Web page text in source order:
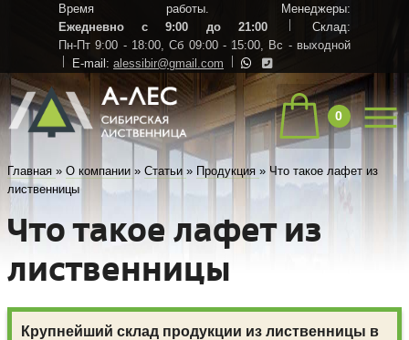
Время работы. Менеджеры:
Ежедневно с 9:00 до 21:00
Склад:
Пн-Пт 9:00 - 18:00, Сб 09:00 - 15:00, Вс - выходной
E-mail: alessibir@gmail.com
0
Главная » О компании » Статьи » Продукция » Что такое лафет из
лиственницы
Что такое лафет из
лиственницы
Крупнейший склад продукции из лиственницы в